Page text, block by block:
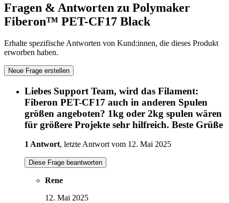
Fragen & Antworten zu Polymaker
Fiberon™ PET-CF17 Black
Erhalte spezifische Antworten von Kund:innen, die dieses Produkt
erworben haben.
Neue Frage erstellen
Liebes Support Team, wird das Filament:
Fiberon PET-CF17 auch in anderen Spulen
größen angeboten? 1kg oder 2kg spulen wären
für größere Projekte sehr hilfreich. Beste Grüße
1 Antwort, letzte Antwort vom 12. Mai 2025
Diese Frage beantworten
Rene
12. Mai 2025